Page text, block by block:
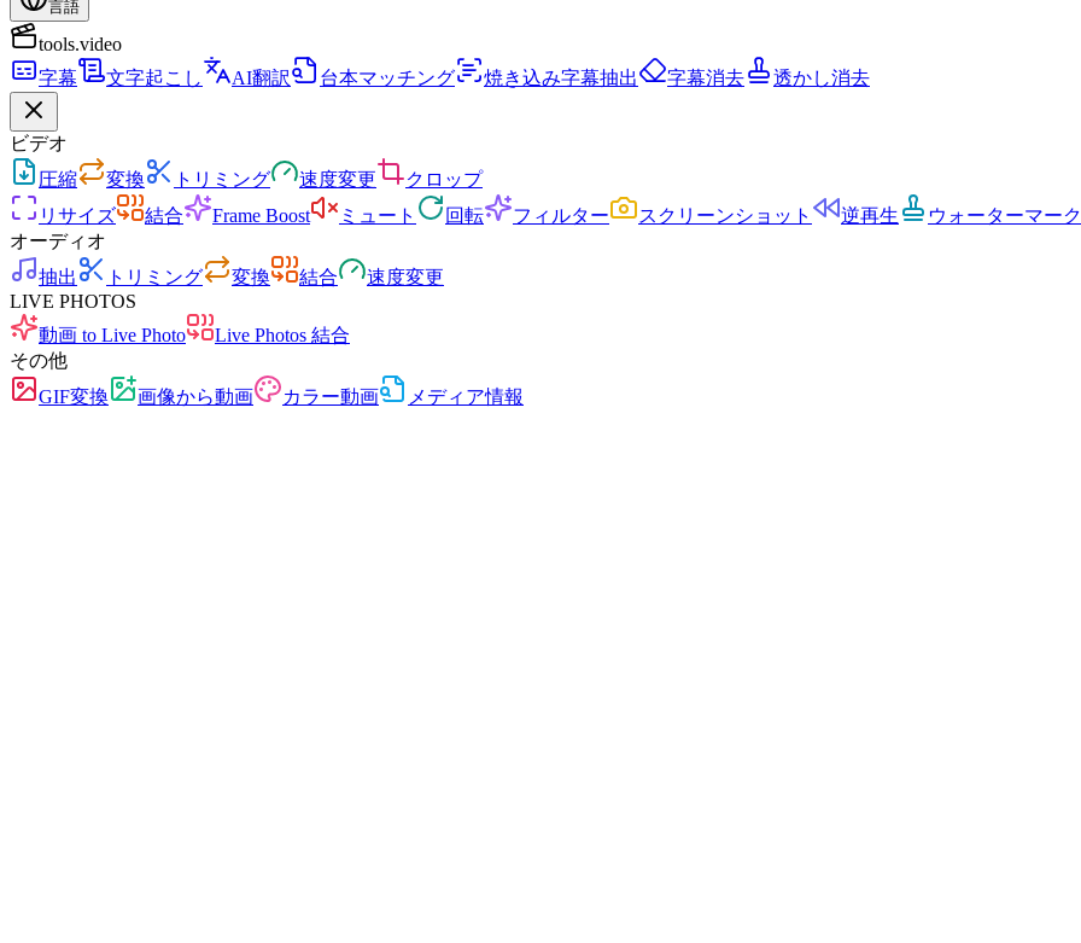
言語
tools.video
字幕
文字起こし AI翻訳 台本マッチング 焼き込み字幕抽出 字幕消去 透かし消去
ビデオ
圧縮
変換 トリミング 速度変更
クロップ
リサイズ
結合 Frame Boost ミュート 回転 フィルター スクリーンショット 逆再生
ウォーターマーク
オーディオ
抽出
トリミング 変換 結合
速度変更
LIVE PHOTOS
動画 to Live Photo
Live Photos 結合
その他
GIF変換
画像から動画 カラー動画 メディア情報